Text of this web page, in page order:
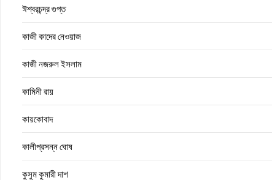
ঈশ্বরচন্দ্র গুপ্ত
কাজী কাদের নেওয়াজ
কাজী নজরুল ইসলাম
কামিনী রায়
কায়কোবাদ
কালীপ্রসন্ন ঘোষ
কুসুম কুমারী দাশ